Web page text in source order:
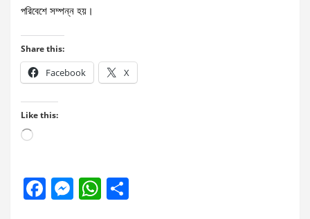
পরিবেশে সম্পন্ন হয়।
Share this:
Facebook X
Like this:
Loading…
F
M
W